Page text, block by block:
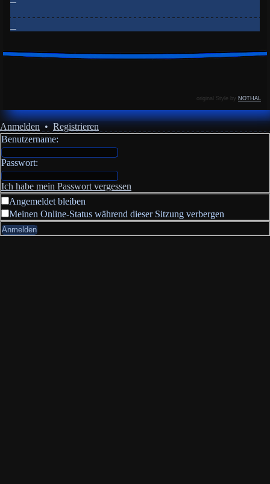
original Style by NOTHAL
Anmelden•Registrieren
Benutzername:
Passwort:
Ich habe mein Passwort vergessen
Angemeldet bleiben
Meinen Online-Status während dieser Sitzung verbergen